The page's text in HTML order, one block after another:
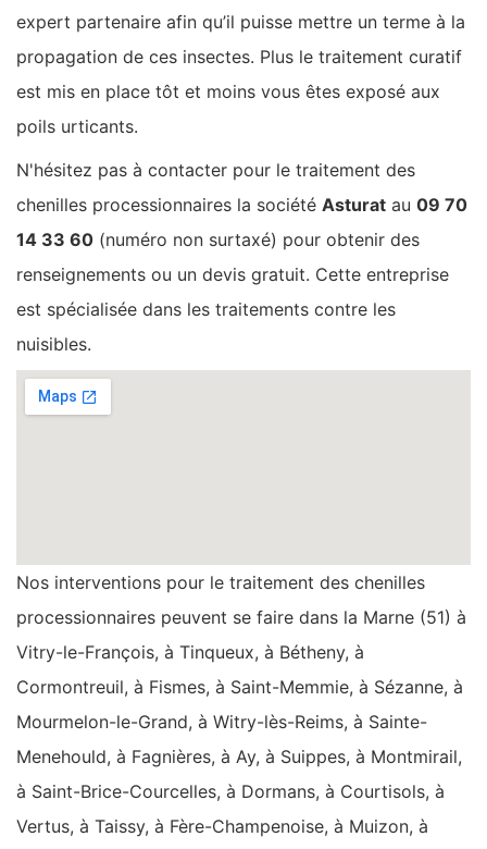
expert partenaire afin qu’il puisse mettre un terme à la
propagation de ces insectes. Plus le traitement curatif
est mis en place tôt et moins vous êtes exposé aux
poils urticants.
N'hésitez pas à contacter pour le traitement des
chenilles processionnaires la société Asturat au 09 70
14 33 60 (numéro non surtaxé) pour obtenir des
renseignements ou un devis gratuit. Cette entreprise
est spécialisée dans les traitements contre les
nuisibles.
Nos interventions pour le traitement des chenilles
processionnaires peuvent se faire dans la Marne (51) à
Vitry-le-François, à Tinqueux, à Bétheny, à
Cormontreuil, à Fismes, à Saint-Memmie, à Sézanne, à
Mourmelon-le-Grand, à Witry-lès-Reims, à Sainte-
Menehould, à Fagnières, à Ay, à Suippes, à Montmirail,
à Saint-Brice-Courcelles, à Dormans, à Courtisols, à
Vertus, à Taissy, à Fère-Champenoise, à Muizon, à